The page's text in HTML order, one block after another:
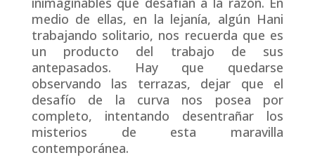
medio de ellas, en la lejanía, algún Hani
trabajando solitario, nos recuerda que es
un producto del trabajo de sus
antepasados. Hay que quedarse
observando las terrazas, dejar que el
desafío de la curva nos posea por
completo, intentando desentrañar los
misterios de esta maravilla
contemporánea.